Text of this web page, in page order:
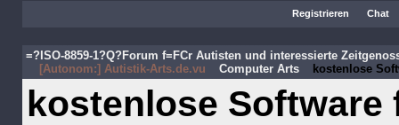
Chat
Registrieren
=?ISO-8859-1?Q?Forum f=FCr Autisten und interessierte
[Autonom:] Autistik-Arts.de.vu
Computer Arts kostenlose
kostenlose